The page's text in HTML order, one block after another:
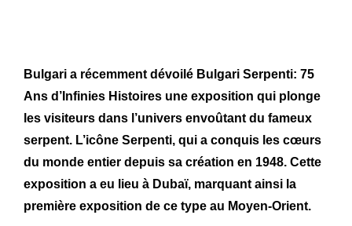
Bulgari a récemment dévoilé Bulgari Serpenti: 75
Ans d’Infinies Histoires une exposition qui plonge
les visiteurs dans l’univers envoûtant du fameux
serpent. L’icône Serpenti, qui a conquis les cœurs
du monde entier depuis sa création en 1948. Cette
exposition a eu lieu à Dubaï, marquant ainsi la
première exposition de ce type au Moyen-Orient.